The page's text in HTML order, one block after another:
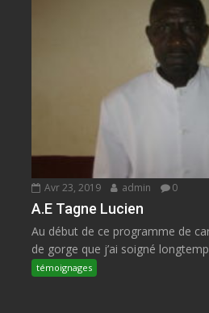
Avr 23, 2019 admin 0
A.E Tagne Lucien
Au début de ce programme de
de gorge que j’ai soigné
témoignages